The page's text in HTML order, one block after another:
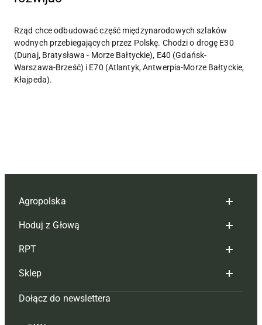
Rząd chce odbudować część międzynarodowych szlaków
wodnych przebiegających przez Polskę. Chodzi o drogę E30
(Dunaj, Bratysława - Morze Bałtyckie), E40 (Gdańsk-
Warszawa-Brześć) i E70 (Atlantyk, Antwerpia-Morze Bałtyckie,
Kłajpeda).
Agropolska
Redakcja
Reklama
Tagi
Mapa serwisu
Hoduj z Głową
Hoduj z głową bydło
Hoduj z głową świnie
Prenumerata
RPT
Redakcja
Prenumerata
Sklep
Czasopisma i prenumerata
Dołącz do newslettera